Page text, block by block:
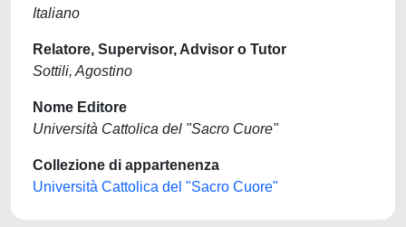
Italiano
Relatore, Supervisor, Advisor o Tutor
Sottili, Agostino
Nome Editore
Università Cattolica del "Sacro Cuore"
Collezione di appartenenza
Università Cattolica del "Sacro Cuore"